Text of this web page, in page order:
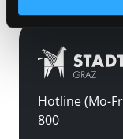
Hotline (Mo-
800